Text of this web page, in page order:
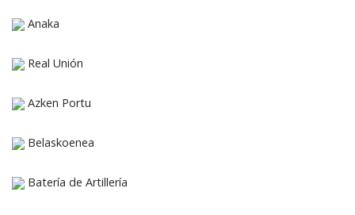
Anaka
Real Unión
Azken Portu
Belaskoenea
Batería de Artillería